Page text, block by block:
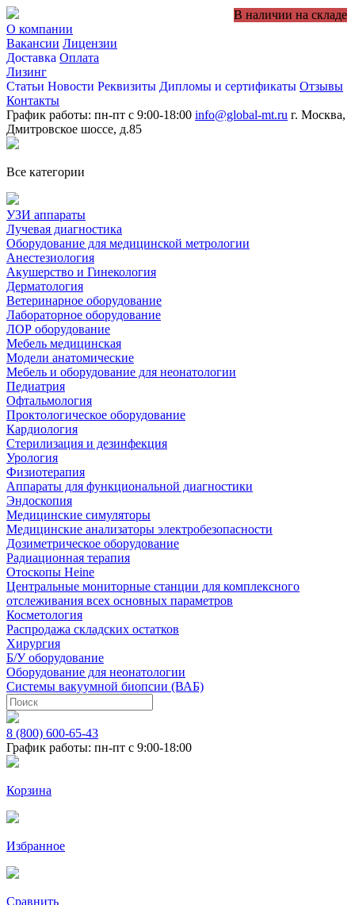
О компании
Вакансии Лицензии
Доставка Оплата
Лизинг
Статьи Новости Реквизиты Дипломы и сертификаты Отзывы
Контакты
График работы: пн-пт с 9:00-18:00 info@global-mt.ru г. Москва,
Дмитровское шоссе, д.85
Все категории
УЗИ аппараты
Лучевая диагностика
Оборудование для медицинской метрологии
Анестезиология
Акушерство и Гинекология
Дерматология
Ветеринарное оборудование
Лабораторное оборудование
ЛОР оборудование
Мебель медицинская
Модели анатомические
Мебель и оборудование для неонатологии
Педиатрия
Офтальмология
Проктологическое оборудование
Кардиология
Стерилизация и дезинфекция
Урология
Физиотерапия
Аппараты для функциональной диагностики
Эндоскопия
Медицинские симуляторы
Медицинские анализаторы электробезопасности
Дозиметрическое оборудование
Радиационная терапия
Отоскопы Heine
Центральные мониторные станции для комплексного
отслеживания всех основных параметров
Косметология
Распродажа складских остатков
Хирургия
Б/У оборудование
Оборудование для неонатологии
Системы вакуумной биопсии (ВАБ)
8 (800) 600-65-43
График работы: пн-пт с 9:00-18:00
Корзина
Избранное
Сравнить
В наличии на складе